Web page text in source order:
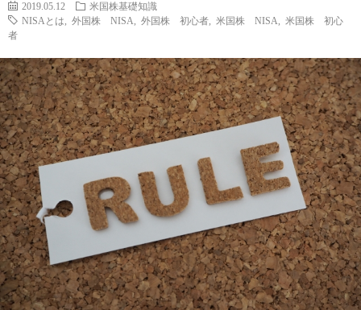
基
礎
知
識
に
つ
い
て
銘
柄
ラ
ム
サ
イ
ト
マ
ッ
プ
2019.05.12
米国株基礎知識
NISAとは
外国株 NISA 外国株 初心者 米国株 NISA
米国株 初心
者